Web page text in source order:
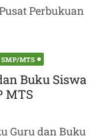
Perbukuan
SMP/MTS
Buku Siswa
MTS
Guru dan Buku